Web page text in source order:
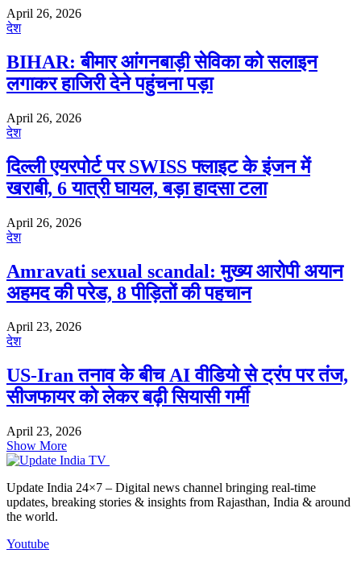
April 26, 2026
देश
BIHAR: बीमार आंगनबाड़ी सेविका को सलाइन
लगाकर हाजिरी देने पहुंचना पड़ा
April 26, 2026
देश
दिल्ली एयरपोर्ट पर SWISS फ्लाइट के इंजन में
खराबी, 6 यात्री घायल, बड़ा हादसा टला
April 26, 2026
देश
Amravati sexual scandal: मुख्य आरोपी अयान
अहमद की परेड, 8 पीड़ितों की पहचान
April 23, 2026
देश
US-Iran तनाव के बीच AI वीडियो से ट्रंप पर तंज,
सीजफायर को लेकर बढ़ी सियासी गर्मी
April 23, 2026
Show More
Update India 24×7 – Digital news channel bringing real-time
updates, breaking stories & insights from Rajasthan, India & around
the world.
Youtube